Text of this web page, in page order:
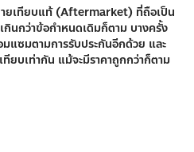
ายเทียบแท้ (Aftermarket) ที่ถือเป็น
นกว่าข้อกำหนดเดิมก็ตาม บางครั้ง
แซมตามการรับประกันอีกด้วย และ
ยบเท่ากัน แม้จะมีราคาถูกกว่าก็ตาม